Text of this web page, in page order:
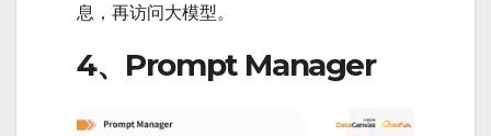
息，再访问大模型。
4、Prompt Manager